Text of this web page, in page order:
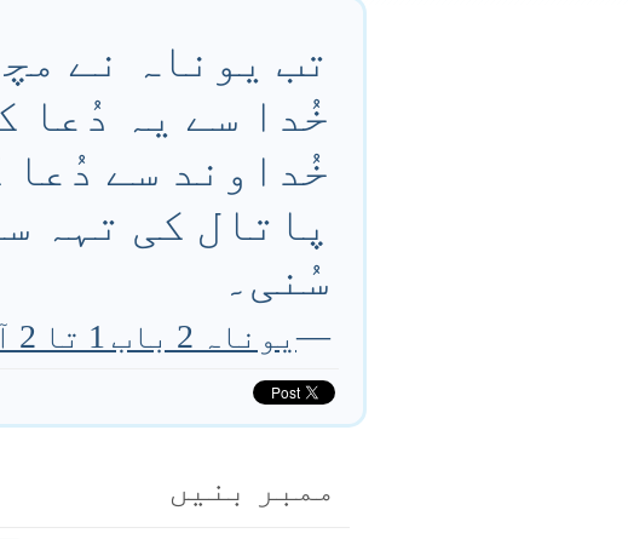
تب یوناہ نے
خُدا سے یہ دُعا
خُداوند سے
پاتال کی تہہ
سُنی۔
—یوناہ 2 باب 1 تا 2 آیت
ممبر بنیں